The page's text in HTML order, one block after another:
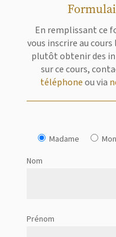
En remplissant ce
vous inscrire au
plutôt obtenir des
sur ce cours,
téléphoneou via
Madame
Nom
Prénom